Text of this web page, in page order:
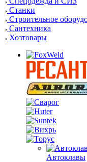
Станки
Строительное
Сантехника
Хозтовары
Автоклавы